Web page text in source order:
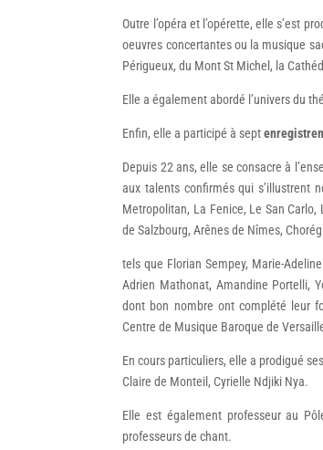
Outre l’opéra et l’opérette, elle s’est
oeuvres concertantes ou la musique
Périgueux, du Mont St Michel, la
Elle a également abordé l’univers du
Enfin, elle a participé à sept
Depuis 22 ans, elle se consacre à
aux talents confirmés qui s’illustrent
Metropolitan, La Fenice, Le San Carlo,
de Salzbourg, Arênes de Nîmes,
tels que Florian Sempey, Marie-
Adrien Mathonat, Amandine Portelli,
dont bon nombre ont complété leur
Centre de Musique Baroque de
En cours particuliers, elle a prodigué
Claire de Monteil, Cyrielle Ndjiki Nya.
Elle est également professeur au
professeurs de chant.